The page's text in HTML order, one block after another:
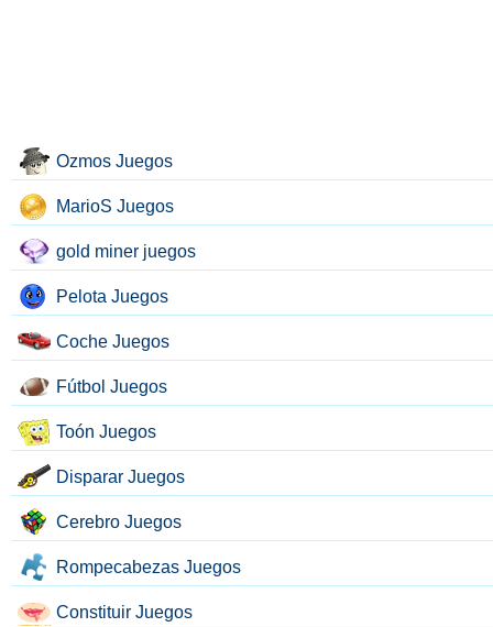
Ozmos Juegos
MarioS Juegos
gold miner juegos
Pelota Juegos
Coche Juegos
Fútbol Juegos
Toón Juegos
Disparar Juegos
Cerebro Juegos
Rompecabezas Juegos
Constituir Juegos